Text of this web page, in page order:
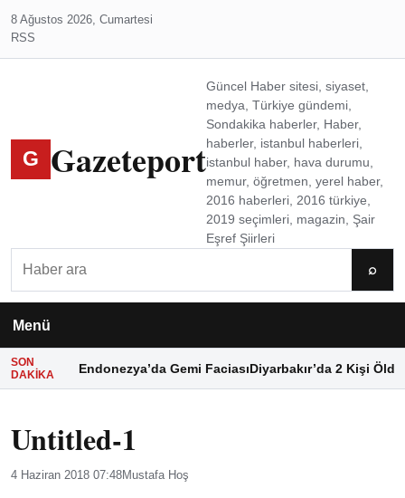
8 Ağustos 2026, Cumartesi
RSS
G Gazeteport
Güncel Haber sitesi, siyaset,
medya, Türkiye gündemi,
Sondakika haberler, Haber,
haberler, istanbul haberleri,
istanbul haber, hava durumu,
memur, öğretmen, yerel haber,
2016 haberleri, 2016 türkiye,
2019 seçimleri, magazin, Şair
Eşref Şiirleri
⌕
Menü
SON
DAKIKA
Endonezya’da Gemi FaciasıDiyarbakır’da 2 Kişi Öldü
Untitled-1
4 Haziran 2018 07:48Mustafa Hoş